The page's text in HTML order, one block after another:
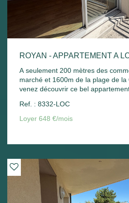
ROYAN - APPARTEMENT A
A seulement 200 mètres des
marché et 1600m de la plage de la
venez découvrir ce bel
une cuisine, une chambre avec
bain, un wc et un stationnement commun.
électrique et ballon d'eau chaude
Ref. : 8332-LOC
Loyer 648 €/mois